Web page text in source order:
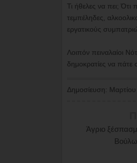
Τι ήθελες να πει; Ότι
τεμπέληδες,
εργατικούς
Λοιπόν πειναλαίοι
δημοκρατίες να πάτε
Δημοσίευση:
Άγριο